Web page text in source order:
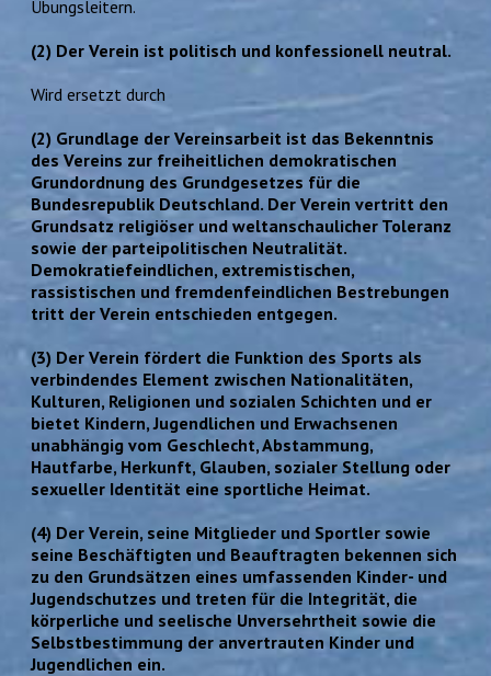
Übungsleitern.
(2) Der Verein ist politisch und konfessionell neutral.
Wird ersetzt durch
(2) Grundlage der Vereinsarbeit ist das Bekenntnis
des Vereins zur freiheitlichen demokratischen
Grundordnung des Grundgesetzes für die
Bundesrepublik Deutschland. Der Verein vertritt den
Grundsatz religiöser und weltanschaulicher Toleranz
sowie der parteipolitischen Neutralität.
Demokratiefeindlichen, extremistischen,
rassistischen und fremdenfeindlichen Bestrebungen
tritt der Verein entschieden entgegen.
(3) Der Verein fördert die Funktion des Sports als
verbindendes Element zwischen Nationalitäten,
Kulturen, Religionen und sozialen Schichten und er
bietet Kindern, Jugendlichen und Erwachsenen
unabhängig vom Geschlecht, Abstammung,
Hautfarbe, Herkunft, Glauben, sozialer Stellung oder
sexueller Identität eine sportliche Heimat.
(4) Der Verein, seine Mitglieder und Sportler sowie
seine Beschäftigten und Beauftragten bekennen sich
zu den Grundsätzen eines umfassenden Kinder- und
Jugendschutzes und treten für die Integrität, die
körperliche und seelische Unversehrtheit sowie die
Selbstbestimmung der anvertrauten Kinder und
Jugendlichen ein.